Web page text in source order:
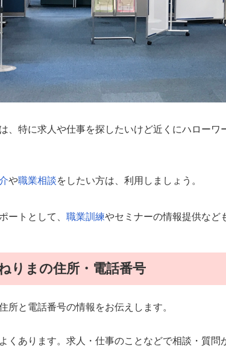
、特に求人や仕事を探したいけど近くにハロー
や職業相談をしたい方は、利用しましょう。
ートとして、 職業訓練やセミナーの情報提供など
りまの住所・電話番号
所と電話番号の情報をお伝えします。
くあります。求人・仕事のことなどで相談・質問